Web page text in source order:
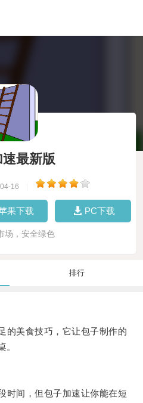
最新版
16
果下载 PC下载
场，安全绿色
排行
美食技巧，它让包子制作的
。
间，但包子加速让你能在短